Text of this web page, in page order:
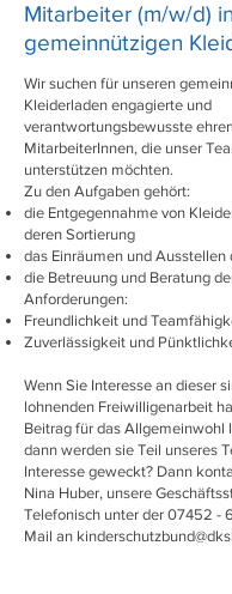
Mitarbeiter (m/w/d)
gemeinnützigen
Wir suchen für unseren
Kleiderladen engagierte und
verantwortungsbewusste
MitarbeiterInnen, die unser
unterstützen möchten.
Zu den Aufgaben gehört:
die Entgegennahme von
deren Sortierung
das Einräumen und Ausstellen
die Betreuung und Beratung
Anforderungen:
Freundlichkeit und
Zuverlässigkeit und
Wenn Sie Interesse an dieser
lohnenden Freiwilligenarbeit
Beitrag für das Allgemeinwohl
dann werden sie Teil unseres
Interesse geweckt? Dann
Nina Huber, unsere
Telefonisch unter der 07452 -
Mail an